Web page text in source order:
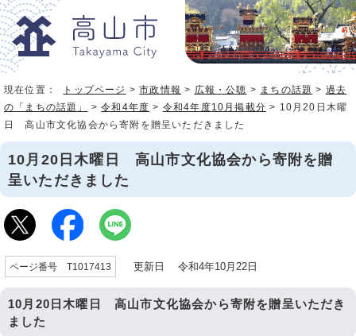
現在位置： トップページ >市政情報 > 広報・公聴 > まちの話題 > 過去
の「まちの話題」
>令和4年度 > 令和4年度10月掲載分 > 10月20日木曜
日 高山市文化協会から寄附を贈呈いただきました
10月20日木曜日 高山市文化協会から寄附を贈
呈いただきました
ページ番号 T1017413 更新日 令和4年10月22日
10月20日木曜日 高山市文化協会から寄附を贈呈いただき
ました